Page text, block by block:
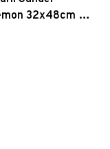
32x48cm 40